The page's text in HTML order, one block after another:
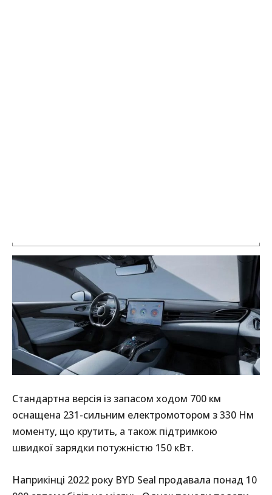
Стандартна версія із запасом ходом 700 км
оснащена 231-сильним електромотором з 330 Нм
моменту, що крутить, а також підтримкою
швидкої зарядки потужністю 150 кВт.
Наприкінці 2022 року BYD Seal продавала понад 10